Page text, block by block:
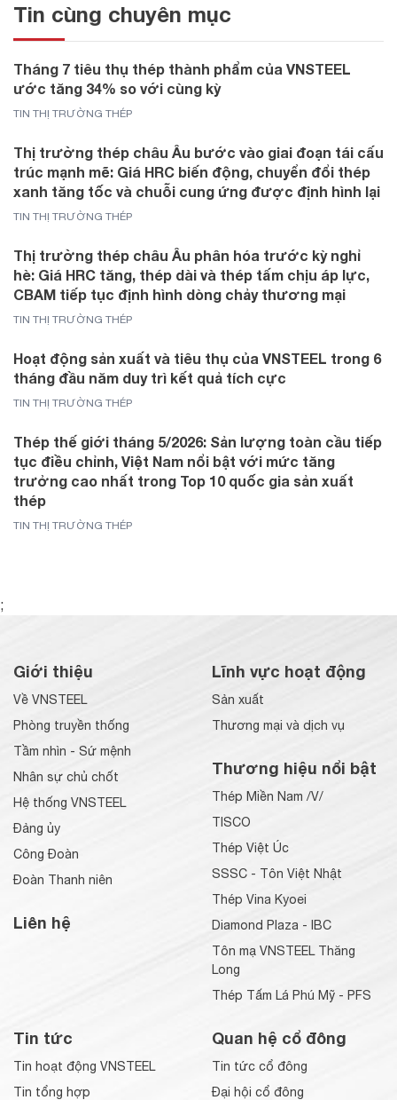
Tin cùng chuyên mục
Tháng 7 tiêu thụ thép thành phẩm của VNSTEEL
ước tăng 34% so với cùng kỳ
TIN THỊ TRƯỜNG THÉP
Thị trường thép châu Âu bước vào giai đoạn tái cấu
trúc mạnh mẽ: Giá HRC biến động, chuyển đổi thép
xanh tăng tốc và chuỗi cung ứng được định hình lại
TIN THỊ TRƯỜNG THÉP
Thị trường thép châu Âu phân hóa trước kỳ nghỉ
hè: Giá HRC tăng, thép dài và thép tấm chịu áp lực,
CBAM tiếp tục định hình dòng chảy thương mại
TIN THỊ TRƯỜNG THÉP
Hoạt động sản xuất và tiêu thụ của VNSTEEL trong 6
tháng đầu năm duy trì kết quả tích cực
TIN THỊ TRƯỜNG THÉP
Thép thế giới tháng 5/2026: Sản lượng toàn cầu tiếp
tục điều chỉnh, Việt Nam nổi bật với mức tăng
trưởng cao nhất trong Top 10 quốc gia sản xuất
thép
TIN THỊ TRƯỜNG THÉP
;
Giới thiệu
Về VNSTEEL
Phòng truyền thống
Tầm nhìn - Sứ mệnh
Nhân sự chủ chốt
Hệ thống VNSTEEL
Đảng ủy
Công Đoàn
Đoàn Thanh niên
Liên hệ
Lĩnh vực hoạt động
Sản xuất
Thương mại và dịch vụ
Thương hiệu nổi bật
Thép Miền Nam /V/
TISCO
Thép Việt Úc
SSSC - Tôn Việt Nhật
Thép Vina Kyoei
Diamond Plaza - IBC
Tôn mạ VNSTEEL Thăng
Long
Thép Tấm Lá Phú Mỹ - PFS
Tin tức
Tin hoạt động VNSTEEL
Tin tổng hợp
Quan hệ cổ đông
Tin tức cổ đông
Đại hội cổ đông